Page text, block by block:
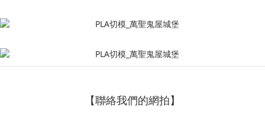
【聯絡我們的網拍】